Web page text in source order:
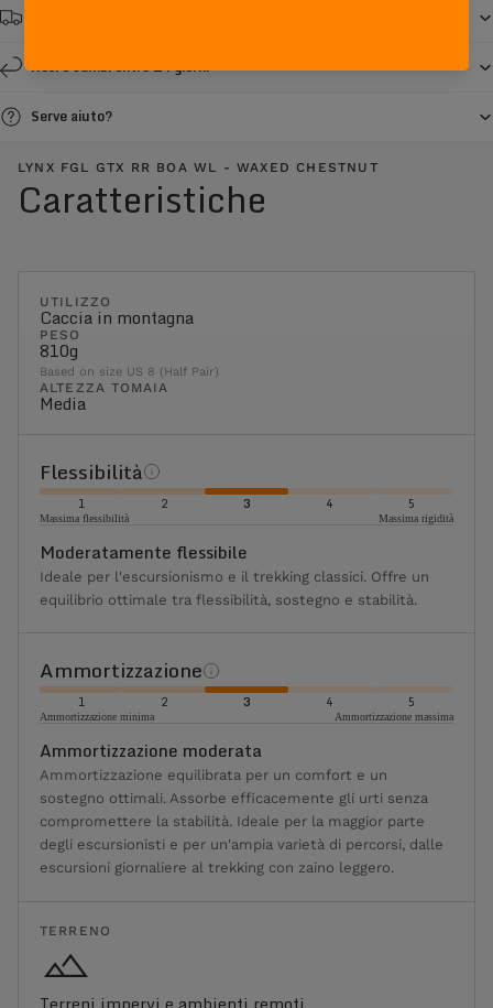
Resi e cambi entro 14 giorni
Serve aiuto?
LYNX FGL GTX RR BOA WL - WAXED CHESTNUT
Caratteristiche
UTILIZZO
Caccia in montagna
PESO
810g
Based on size US 8 (Half Pair)
ALTEZZA TOMAIA
Media
Flessibilità
1 2 3 4 5
Massima flessibilità Massima rigidità
Moderatamente flessibile
Ideale per l'escursionismo e il trekking classici. Offre un
equilibrio ottimale tra flessibilità, sostegno e stabilità.
Ammortizzazione
1 2 3 4 5
Ammortizzazione minima Ammortizzazione massima
Ammortizzazione moderata
Ammortizzazione equilibrata per un comfort e un
sostegno ottimali. Assorbe efficacemente gli urti senza
compromettere la stabilità. Ideale per la maggior parte
degli escursionisti e per un'ampia varietà di percorsi, dalle
escursioni giornaliere al trekking con zaino leggero.
TERRENO